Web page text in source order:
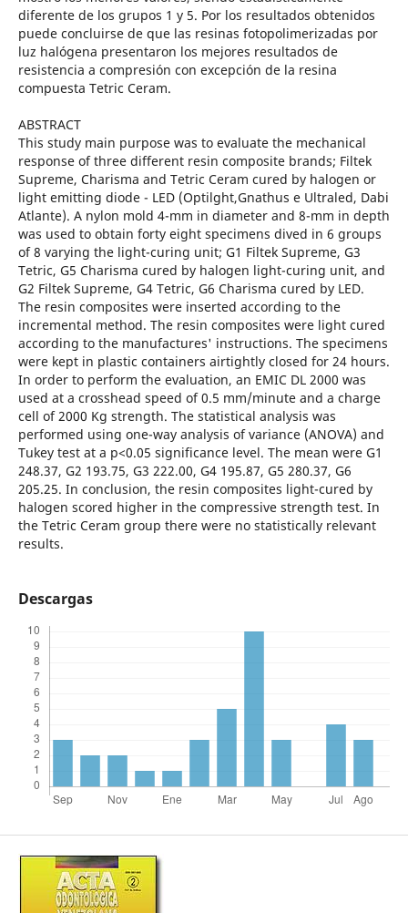
diferente de los grupos 1 y 5. Por los resultados obtenidos
puede concluirse de que las resinas fotopolimerizadas por
luz halógena presentaron los mejores resultados de
resistencia a compresión con excepción de la resina
compuesta Tetric Ceram.
ABSTRACT
This study main purpose was to evaluate the mechanical
response of three different resin composite brands; Filtek
Supreme, Charisma and Tetric Ceram cured by halogen or
light emitting diode - LED (Optilght,Gnathus e Ultraled, Dabi
Atlante). A nylon mold 4-mm in diameter and 8-mm in depth
was used to obtain forty eight specimens dived in 6 groups
of 8 varying the light-curing unit; G1 Filtek Supreme, G3
Tetric, G5 Charisma cured by halogen light-curing unit, and
G2 Filtek Supreme, G4 Tetric, G6 Charisma cured by LED.
The resin composites were inserted according to the
incremental method. The resin composites were light cured
according to the manufactures' instructions. The specimens
were kept in plastic containers airtightly closed for 24 hours.
In order to perform the evaluation, an EMIC DL 2000 was
used at a crosshead speed of 0.5 mm/minute and a charge
cell of 2000 Kg strength. The statistical analysis was
performed using one-way analysis of variance (ANOVA) and
Tukey test at a p<0.05 significance level. The mean were G1
248.37, G2 193.75, G3 222.00, G4 195.87, G5 280.37, G6
205.25. In conclusion, the resin composites light-cured by
halogen scored higher in the compressive strength test. In
the Tetric Ceram group there were no statistically relevant
results.
Descargas